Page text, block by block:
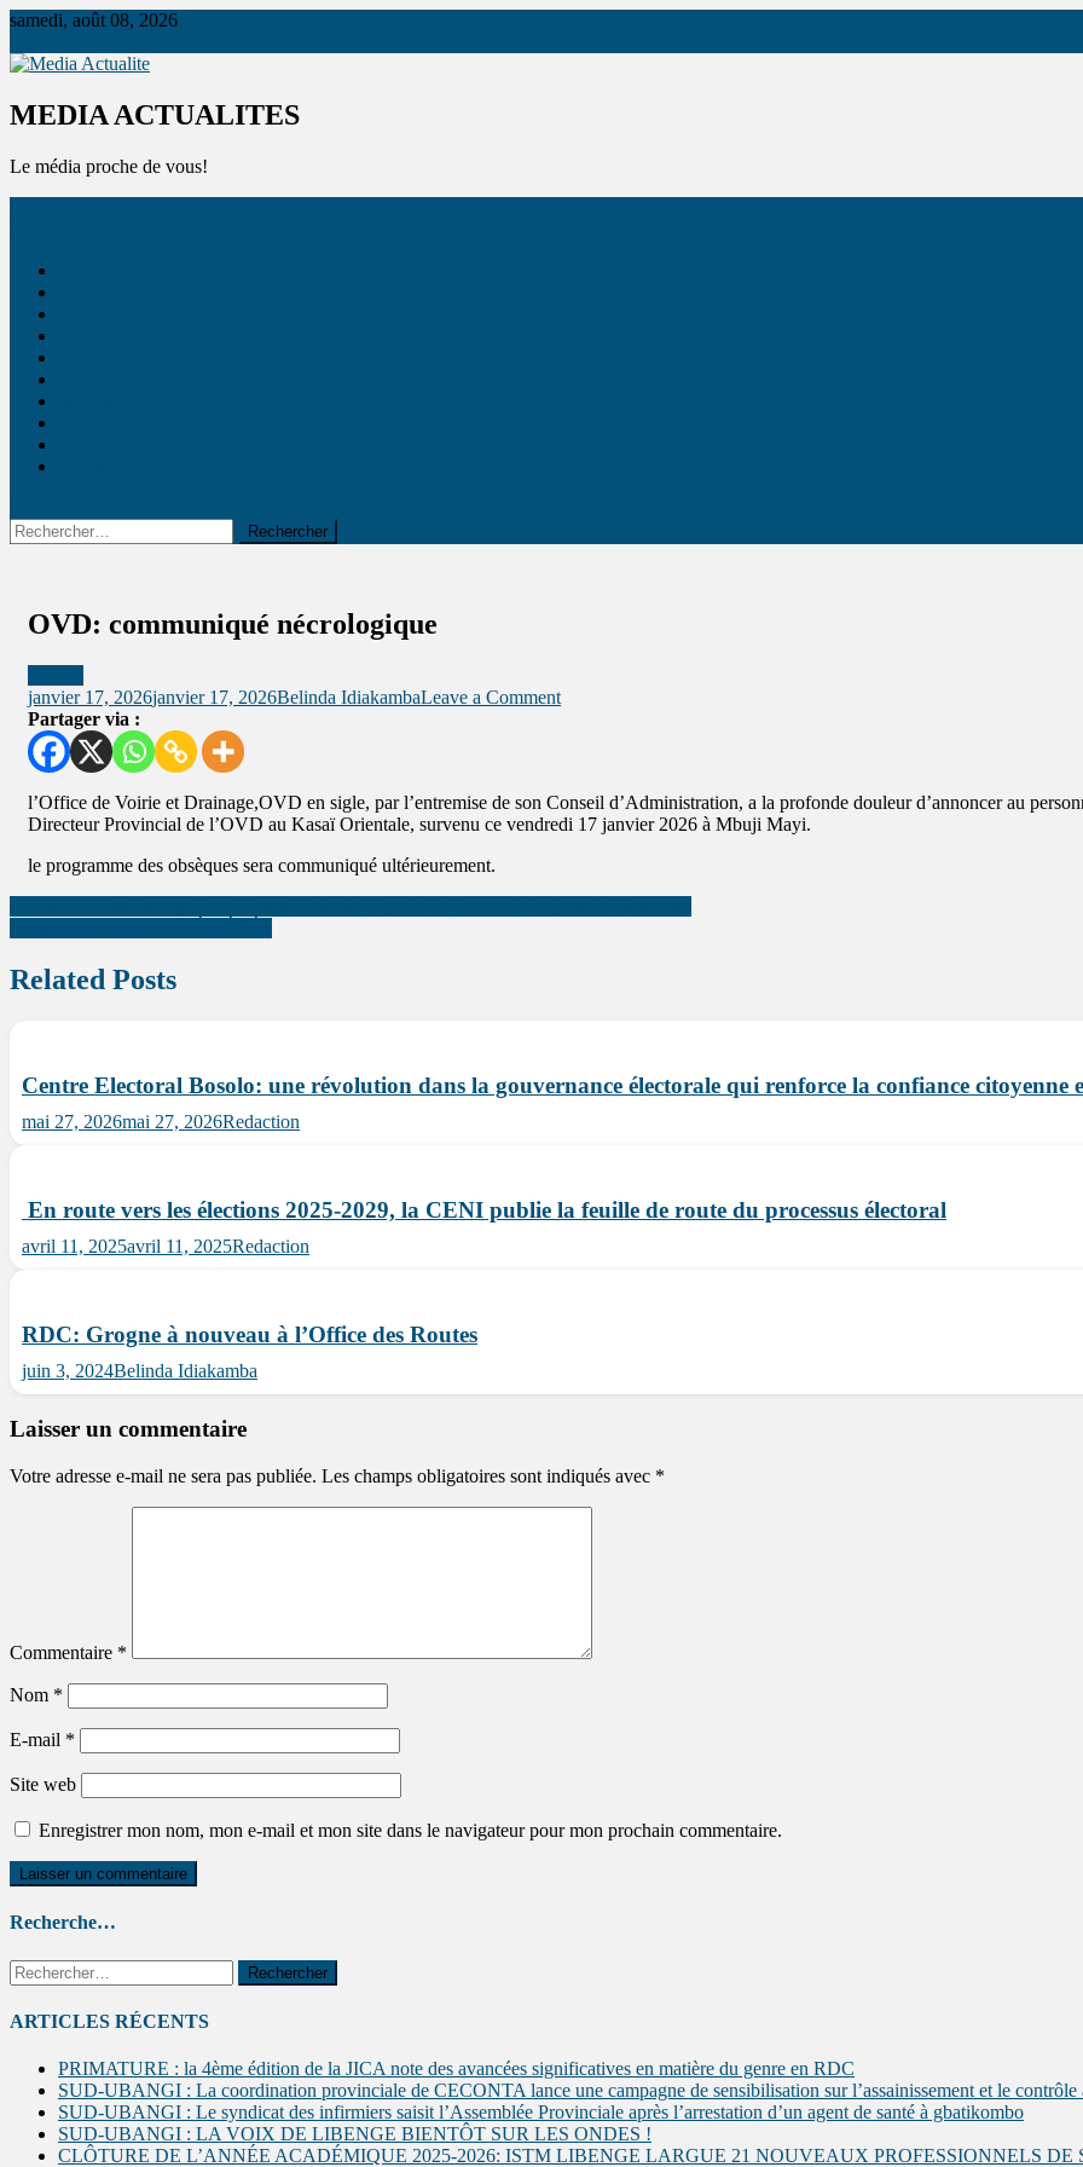
samedi, août 08, 2026
Media Actualite
MEDIA ACTUALITES
Le média proche de vous!
OVD: communiqué nécrologique
janvier 17, 2026janvier 17, 2026Belinda IdiakambaLeave a Comment
Partager via :
l’Office de Voirie et Drainage,OVD en sigle, par l’entremise de son Conseil d’Administration, a la profonde douleur d’annoncer au
Directeur Provincial de l’OVD au Kasaï Orientale, survenu ce vendredi 17 janvier 2026 à Mbuji Mayi.
le programme des obsèques sera communiqué ultérieurement.
Related Posts
Centre Electoral Bosolo: une révolution dans la gouvernance électorale qui renforce la confiance citoyenne
mai 27, 2026mai 27, 2026Redaction
En route vers les élections 2025-2029, la CENI publie la feuille de route du processus électoral
avril 11, 2025avril 11, 2025Redaction
RDC: Grogne à nouveau à l’Office des Routes
juin 3, 2024Belinda Idiakamba
Laisser un commentaire
Votre adresse e-mail ne sera pas publiée. Les champs obligatoires sont indiqués avec *
Commentaire *
Nom *
E-mail *
Site web
Enregistrer mon nom, mon e-mail et mon site dans le navigateur pour mon prochain commentaire.
Recherche…
ARTICLES RÉCENTS
PRIMATURE : la 4ème édition de la JICA note des avancées significatives en matière du genre en RDC
SUD-UBANGI : La coordination provinciale de CECONTA lance une campagne de sensibilisation sur l’assainissement et le contrôle
SUD-UBANGI : Le syndicat des infirmiers saisit l’Assemblée Provinciale après l’arrestation d’un agent de santé à gbatikombo
SUD-UBANGI : LA VOIX DE LIBENGE BIENTÔT SUR LES ONDES !
CLÔTURE DE L’ANNÉE ACADÉMIQUE 2025-2026: ISTM LIBENGE LARGUE 21 NOUVEAUX PROFESSIONNELS